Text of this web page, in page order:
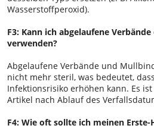
Wasserstoffperoxid).
F3: Kann ich abgelaufene
verwenden?
Abgelaufene Verbände und
nicht mehr steril, was bedeutet,
Infektionsrisiko erhöhen kann. Es
Artikel nach Ablauf des
F4: Wie oft sollte ich meinen